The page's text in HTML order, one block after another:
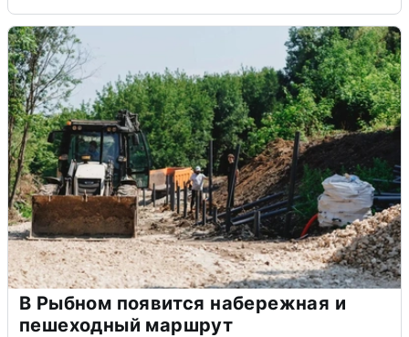
В Рыбном появится набережная и
пешеходный маршрут